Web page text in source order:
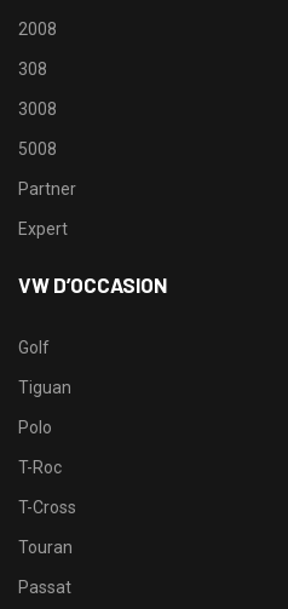
2008
308
3008
5008
Partner
Expert
VW D’OCCASION
Golf
Tiguan
Polo
T-Roc
T-Cross
Touran
Passat